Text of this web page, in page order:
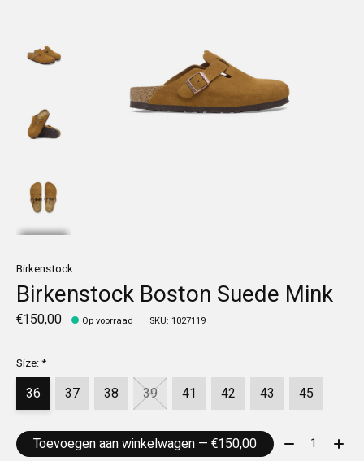
Birkenstock
Birkenstock Boston Suede Mink
€150,00 Op voorraad SKU: 1027119
Size:*
36 37 38 39 41 42 43 45
Toevoegen aan winkelwagen — €150,00 Aantal: